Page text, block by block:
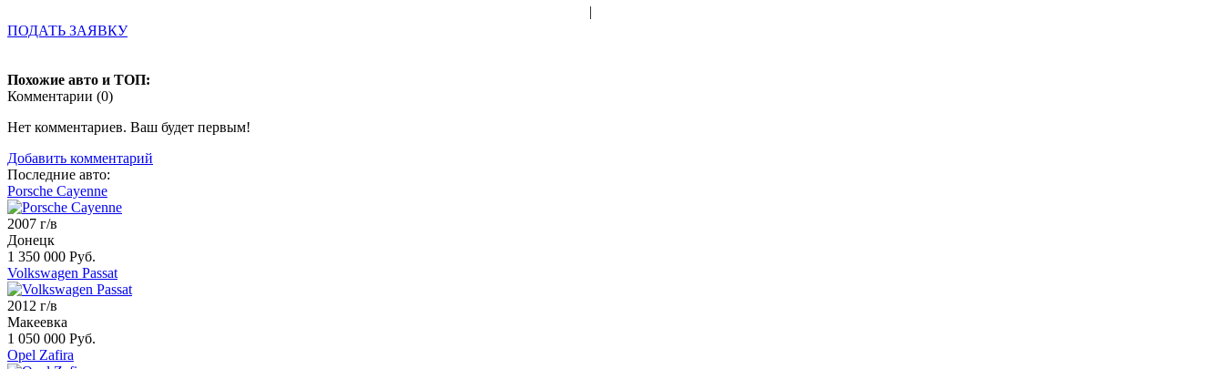
|
ПОДАТЬ ЗАЯВКУ
Похожие авто и ТОП:
Комментарии (0)
Нет комментариев. Ваш будет первым!
Добавить комментарий
Последние авто:
Porsche Cayenne
2007 г/в
Донецк
1 350 000 Руб.
Volkswagen Passat
2012 г/в
Макеевка
1 050 000 Руб.
Opel Zafira